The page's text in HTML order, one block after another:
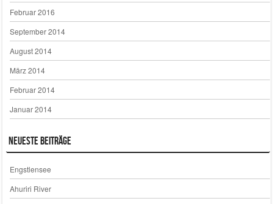
Februar 2016
September 2014
August 2014
März 2014
Februar 2014
Januar 2014
Neueste Beiträge
Engstlensee
Ahuriri River